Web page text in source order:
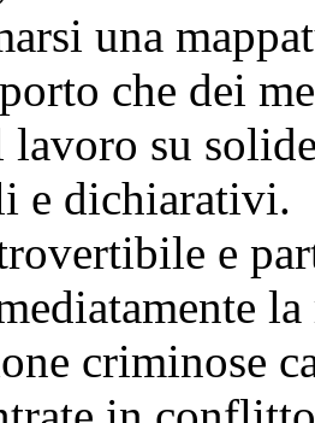
una
che dei
su
e dichiarativi.
e
criminose